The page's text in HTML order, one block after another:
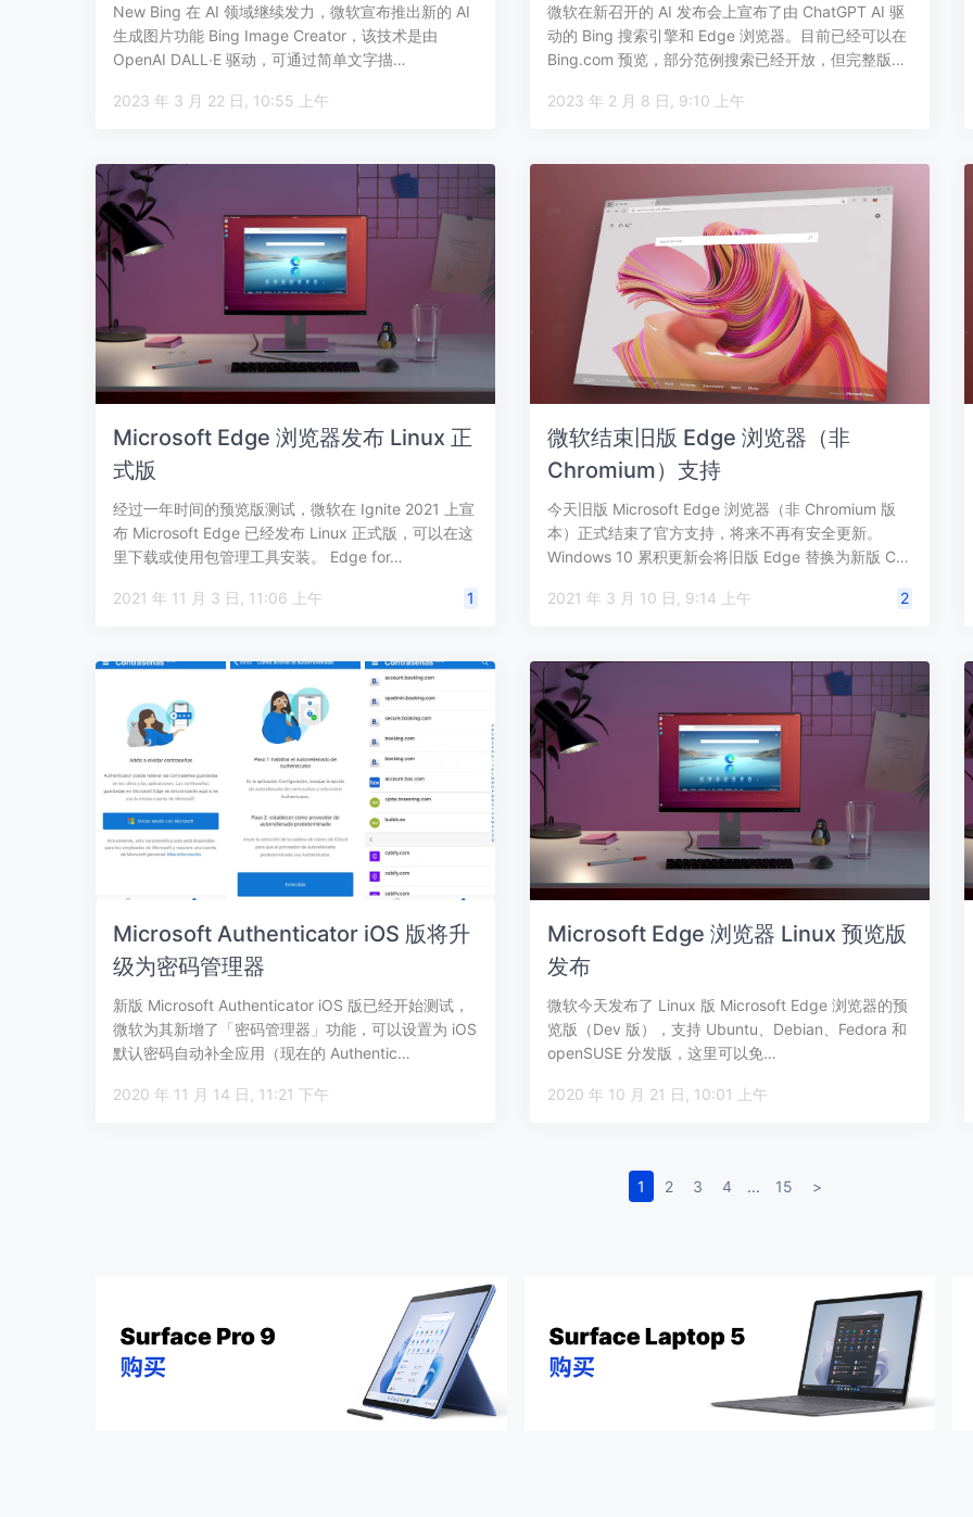
New Bing 在 AI 领域继续发力，微软宣布推出新的 AI
生成图片功能 Bing Image Creator，该技术是由
OpenAI DALL∙E 驱动，可通过简单文字描…
2023 年 3 月 22 日, 10:55 上午
微软在新召开的 AI 发布会上宣布了由 ChatGPT AI 驱
动的 Bing 搜索引擎和 Edge 浏览器。目前已经可以在
Bing.com 预览，部分范例搜索已经开放，但完整版…
2023 年 2 月 8 日, 9:10 上午
Microsoft Edge 浏览器发布 Linux 正
式版
经过一年时间的预览版测试，微软在 Ignite 2021 上宣
布 Microsoft Edge 已经发布 Linux 正式版，可以在这
里下载或使用包管理工具安装。 Edge for…
2021 年 11 月 3 日, 11:06 上午 1
微软结束旧版 Edge 浏览器（非
Chromium）支持
今天旧版 Microsoft Edge 浏览器（非 Chromium 版
本）正式结束了官方支持，将来不再有安全更新。
Windows 10 累积更新会将旧版 Edge 替换为新版 C…
2021 年 3 月 10 日, 9:14 上午 2
Microsoft Authenticator iOS 版将升
级为密码管理器
新版 Microsoft Authenticator iOS 版已经开始测试，
微软为其新增了「密码管理器」功能，可以设置为 iOS
默认密码自动补全应用（现在的 Authentic…
2020 年 11 月 14 日, 11:21 下午
Microsoft Edge 浏览器 Linux 预览版
发布
微软今天发布了 Linux 版 Microsoft Edge 浏览器的预
览版（Dev 版），支持 Ubuntu、Debian、Fedora 和
openSUSE 分发版，这里可以免…
2020 年 10 月 21 日, 10:01 上午
1 2 3 4 ... 15 >